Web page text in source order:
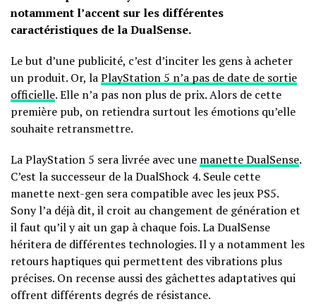
notamment l’accent sur les différentes
caractéristiques de la DualSense.
Le but d’une publicité, c’est d’inciter les gens à acheter
un produit. Or, laPlayStation 5 n’a pas de date de sortie
officielle. Elle n’a pas non plus de prix. Alors de cette
première pub, on retiendra surtout les émotions qu’elle
souhaite retransmettre.
La PlayStation 5 sera livrée avec une manette DualSense.
C’est la successeur de la DualShock 4. Seule cette
manette next-gen sera compatible avec les jeux PS5.
Sony l’a déjà dit, il croit au changement de génération et
il faut qu’il y ait un gap à chaque fois. La DualSense
héritera de différentes technologies. Il y a notamment les
retours haptiques qui permettent des vibrations plus
précises. On recense aussi des gâchettes adaptatives qui
offrent différents degrés de résistance.